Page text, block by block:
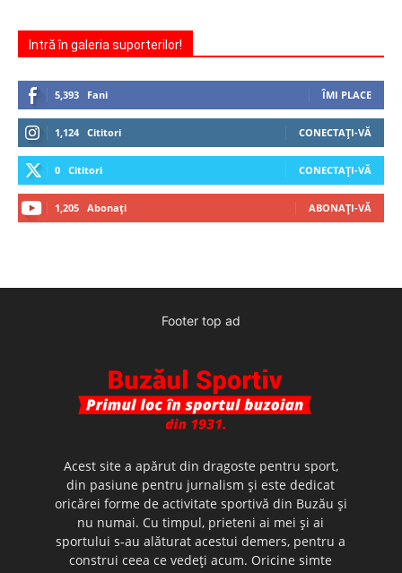
Intră în galeria suporterilor!
5,393 Fani ÎMI PLACE
1,124 Cititori CONECTAȚI-VĂ
0 Cititori CONECTAȚI-VĂ
1,205 Abonați ABONAȚI-VĂ
Footer top ad
Acest site a apărut din dragoste pentru sport,
din pasiune pentru jurnalism şi este dedicat
oricărei forme de activitate sportivă din Buzău şi
nu numai. Cu timpul, prieteni ai mei şi ai
sportului s-au alăturat acestui demers, pentru a
construi ceea ce vedeţi acum. Oricine simte